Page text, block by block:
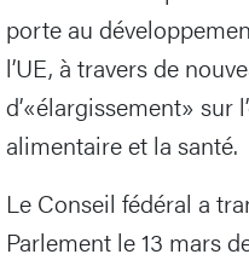
porte au
l’UE, à travers de
d’«élargissement» sur
alimentaire et la santé.
Le Conseil fédéral a
Parlement le 13 mars